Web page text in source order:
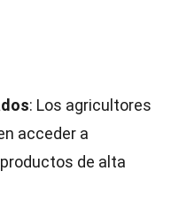
: Los agricultores
acceder a
de alta